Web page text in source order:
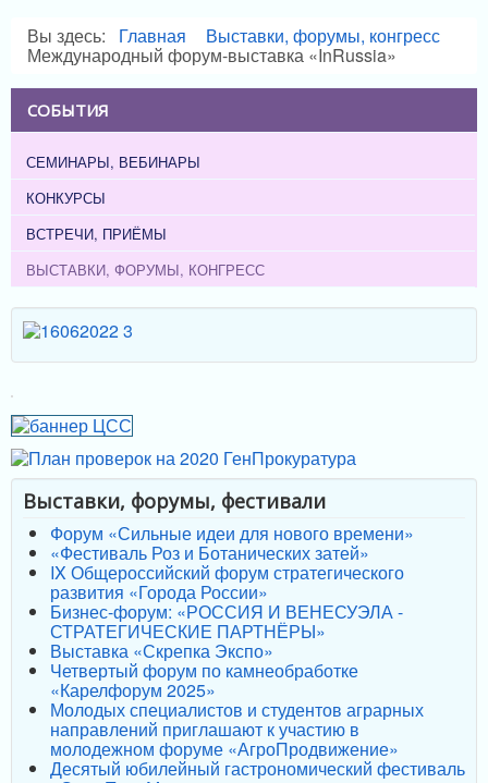
Вы здесь: Главная Выставки, форумы, конгресс
Международный форум-выставка «InRussia»
СОБЫТИЯ
СЕМИНАРЫ, ВЕБИНАРЫ
КОНКУРСЫ
ВСТРЕЧИ, ПРИЁМЫ
ВЫСТАВКИ, ФОРУМЫ, КОНГРЕСС
Выставки, форумы, фестивали
Форум «Сильные идеи для нового времени»
«Фестиваль Роз и Ботанических затей»
IX Общероссийский форум стратегического
развития «Города России»
Бизнес-форум: «РОССИЯ И ВЕНЕСУЭЛА -
СТРАТЕГИЧЕСКИЕ ПАРТНЁРЫ»
Выставка «Скрепка Экспо»
Четвертый форум по камнеобработке
«Карелфорум 2025»
Молодых специалистов и студентов аграрных
направлений приглашают к участию в
молодежном форуме «АгроПродвижение»
Десятый юбилейный гастрономический фестиваль